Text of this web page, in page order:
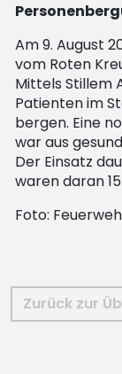
Am 9. August
vom Roten
Mittels Stillem
Patienten im
bergen. Eine
war aus
Der Einsatz
waren daran
Foto:
Zurück zur